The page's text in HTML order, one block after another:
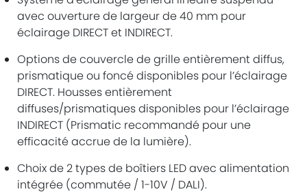
avec ouverture de largeur de 40 mm pour
éclairage DIRECT et INDIRECT.
Options de couvercle de grille entièrement diffus,
prismatique ou foncé disponibles pour l’éclairage
DIRECT. Housses entièrement
diffuses/prismatiques disponibles pour l’éclairage
INDIRECT (Prismatic recommandé pour une
efficacité accrue de la lumière).
Choix de 2 types de boîtiers LED avec alimentation
intégrée (commutée / 1-10V / DALI).